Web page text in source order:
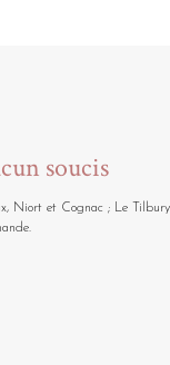
soucis
Niort et Cognac ; Le Tilbury